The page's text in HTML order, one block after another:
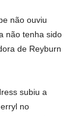
não ouviu
não tenha sido
de Reyburn
subiu a
no